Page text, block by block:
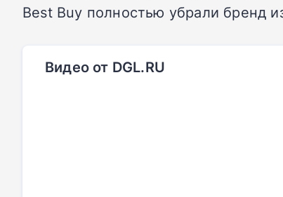
Best Buy полностью убрали бренд
Видео от DGL.RU